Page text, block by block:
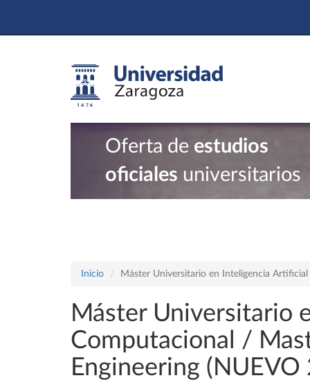
Oferta de estudios
oficiales universitarios
Inicio Máster Universitario en Inteligencia
Máster Universitario
Computacional /
Engineering